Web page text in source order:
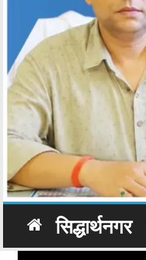
सिद्धार्थनगर